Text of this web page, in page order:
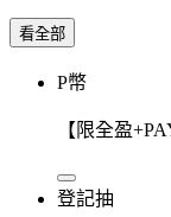
看全部
P幣
【限全盈
登記抽